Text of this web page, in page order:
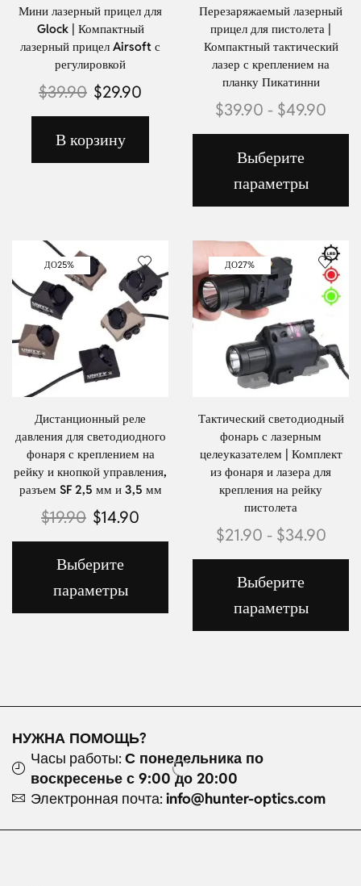
Мини лазерный прицел для
Glock | Компактный
лазерный прицел Airsoft с
регулировкой
$39.90 $29.90
В корзину
Перезаряжаемый лазерный
прицел для пистолета |
Компактный тактический
лазер с креплением на
планку Пикатинни
$39.90 - $49.90
Выберите
параметры
ДО25%
Дистанционный реле
давления для светодиодного
фонаря с креплением на
рейку и кнопкой управления,
разъем SF 2,5 мм и 3,5 мм
$19.90 $14.90
Выберите
параметры
ДО27%
Тактический светодиодный
фонарь с лазерным
целеуказателем | Комплект
из фонаря и лазера для
крепления на рейку
пистолета
$21.90 - $34.90
Выберите
параметры
НУЖНА ПОМОЩЬ?
Часы работы: С понедельника по
воскресенье с 9:00 до 20:00
Электронная почта: info@hunter-optics.com